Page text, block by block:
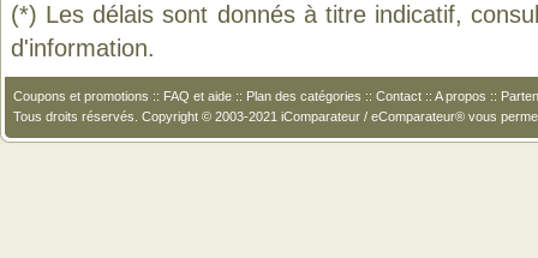
(*) Les délais sont donnés à titre indicatif,
d'information.
Coupons et promotions :: FAQ et aide :: Plan des catégories :: Contact :: A propos ::
Tous droits réservés. Copyright © 2003-2021 iComparateur / eComparateur® vous